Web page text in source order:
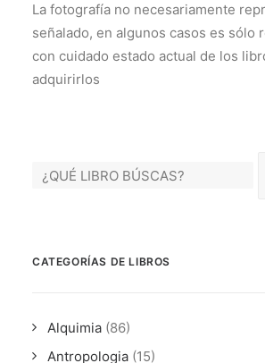
La fotografía no necesariamente
señalado, en algunos casos es sólo
con cuidado estado actual de los
adquirirlos
CATEGORÍAS DE LIBROS
Alquimia (86)
Antropologia (15)